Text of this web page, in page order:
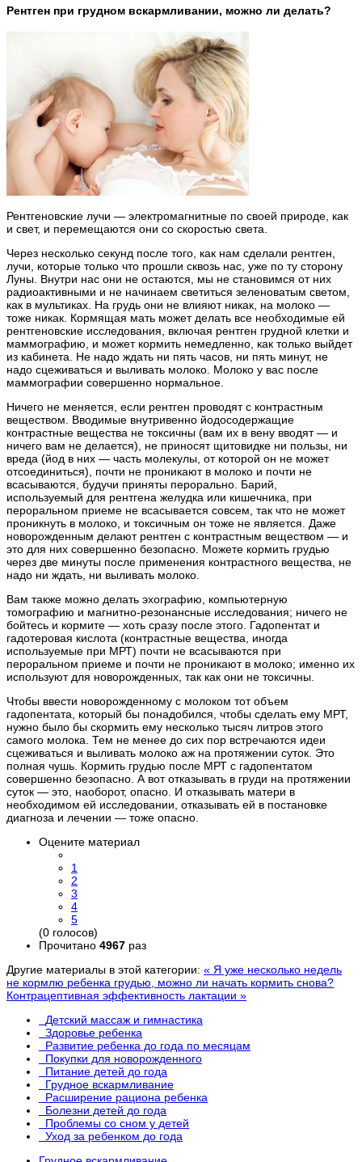
Рентген при грудном вскармливании, можно ли делать?
Рентгеновские лучи — электромагнитные по своей природе, как
и свет, и перемещаются они со скоростью света.
Через несколько секунд после того, как нам сделали рентген,
лучи, которые только что прошли сквозь нас, уже по ту сторону
Луны. Внутри нас они не остаются, мы не становимся от них
радиоактивными и не начинаем светиться зеленоватым светом,
как в мультиках. На грудь они не влияют никак, на молоко —
тоже никак. Кормящая мать может делать все необходимые ей
рентгеновские исследования, включая рентген грудной клетки и
маммографию, и может кормить немедленно, как только выйдет
из кабинета. Не надо ждать ни пять часов, ни пять минут, не
надо сцеживаться и выливать молоко. Молоко у вас после
маммографии совершенно нормальное.
Ничего не меняется, если рентген проводят с контрастным
веществом. Вводимые внутривенно йодосодержащие
контрастные вещества не токсичны (вам их в вену вводят — и
ничего вам не делается), не приносят щитовидке ни пользы, ни
вреда (йод в них — часть молекулы, от которой он не может
отсоединиться), почти не проникают в молоко и почти не
всасываются, будучи приняты перорально. Барий,
используемый для рентгена желудка или кишечника, при
пероральном приеме не всасывается совсем, так что не может
проникнуть в молоко, и токсичным он тоже не является. Даже
новорожденным делают рентген с контрастным веществом — и
это для них совершенно безопасно. Можете кормить грудью
через две минуты после применения контрастного вещества, не
надо ни ждать, ни выливать молоко.
Вам также можно делать эхографию, компьютерную
томографию и магнитно-резонансные исследования; ничего не
бойтесь и кормите — хоть сразу после этого. Гадопентат и
гадотеровая кислота (контрастные вещества, иногда
используемые при МРТ) почти не всасываются при
пероральном приеме и почти не проникают в молоко; именно их
используют для новорожденных, так как они не токсичны.
Чтобы ввести новорожденному с молоком тот объем
гадопентата, который бы понадобился, чтобы сделать ему МРТ,
нужно было бы скормить ему несколько тысяч литров этого
самого молока. Тем не менее до сих пор встречаются идеи
сцеживаться и выливать молоко аж на протяжении суток. Это
полная чушь. Кормить грудью после МРТ с гадопентатом
совершенно безопасно. А вот отказывать в груди на протяжении
суток — это, наоборот, опасно. И отказывать матери в
необходимом ей исследовании, отказывать ей в постановке
диагноза и лечении — тоже опасно.
Оцените материал
1
2
3
4
5
(0 голосов)
Прочитано 4967 раз
Другие материалы в этой категории: « Я уже несколько недель
не кормлю ребенка грудью, можно ли начать кормить снова?
Контрацептивная эффективность лактации »
Детский массаж и гимнастика
Здоровье ребенка
Развитие ребенка до года по месяцам
Покупки для новорожденного
Питание детей до года
Грудное вскармливание
Расширение рациона ребенка
Болезни детей до года
Проблемы со сном у детей
Уход за ребенком до года